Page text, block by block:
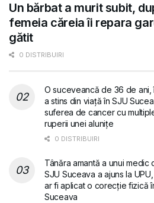
Un bărbat a murit subit,
femeia căreia îi repara
gătit
0 DISTRIBUIRI
O suceveancă de 36 de ani,
a stins din viață în SJU
suferea de cancer cu
ruperii unei alunițe
0 DISTRIBUIRI
Tânăra amantă a unui
SJU Suceava a ajuns la
ar fi aplicat o corecție fizică
Suceava